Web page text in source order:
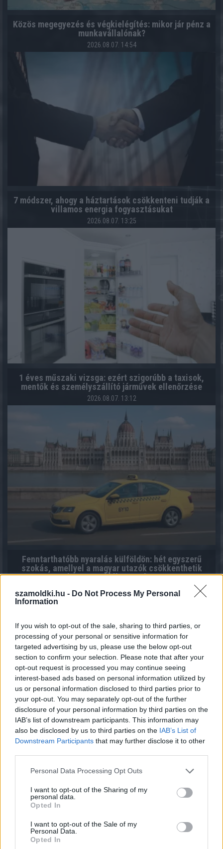
szamoldki.hu - Do Not Process My Personal
Information
If you wish to opt-out of the sale, sharing to third parties, or
processing of your personal or sensitive information for
targeted advertising by us, please use the below opt-out
section to confirm your selection. Please note that after your
opt-out request is processed you may continue seeing
interest-based ads based on personal information utilized by
us or personal information disclosed to third parties prior to
your opt-out. You may separately opt-out of the further
disclosure of your personal information by third parties on the
IAB’s list of downstream participants. This information may
also be disclosed by us to third parties on the IAB’s List of
Downstream Participants that may further disclose it to other
Please note that this website/app uses one or more Google
not limited to your visit or usage behaviour. You may click to
grant or deny consent to Google and its third-party tags to
use your data for below specified purposes in below Google
consent section.
Personal Data Processing Opt Outs
I want to opt-out of the Sharing of my
personal data.
Opted In
I want to opt-out of the Sale of my
Personal Data.
Opted In
Közös megegyezés és végkielégítés: mikor jár pénz a
munkavállalónak?
2026.08.07. 14:54
7 módszer, ahogy a háztartások csökkenteni tudják a
villamos energia fogyasztásukat
2026.08.07. 13:25
1 éves műszaki vizsga: ezért szigorúbb a taxisok,
mentők és személyszállító járművek ellenőrzése
2026.08.07. 13:12
Fenntarthatóbb nyaralás külföldön: hét egyszerű
szokás, amellyel a magyar utazók csökkenthetik
környezeti lábnyomukat
2026.08.07. 12:48
drágulás!
2026.08.07. 09:28